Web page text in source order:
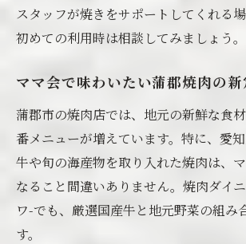
スタッフが焼きをサポートしてくれる場
初めての利用時は相談してみましょう。
ママ会で味わいたい蒲郡焼肉の新
蒲郡市の焼肉店では、地元の新鮮な食
番メニューが増えています。特に、愛
牛や旬の海産物を取り入れた焼肉は、
なること間違いありません。焼肉ダイ
ワ-でも、厳選国産牛と地元野菜の組み
す。